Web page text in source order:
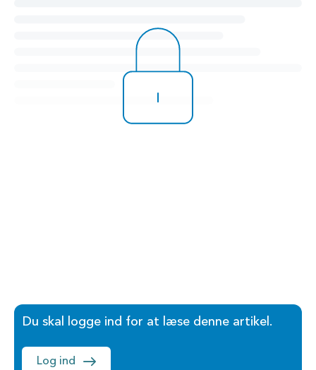
Du skal logge ind for at læse denne artikel.
Log ind